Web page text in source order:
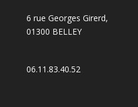
6 rue Georges Girerd,
01300 BELLEY
06.11.83.40.52